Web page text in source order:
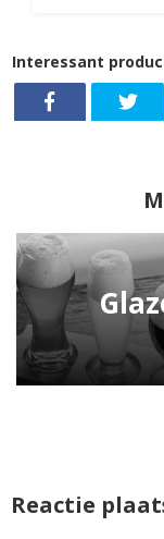
Interessant
Reactie